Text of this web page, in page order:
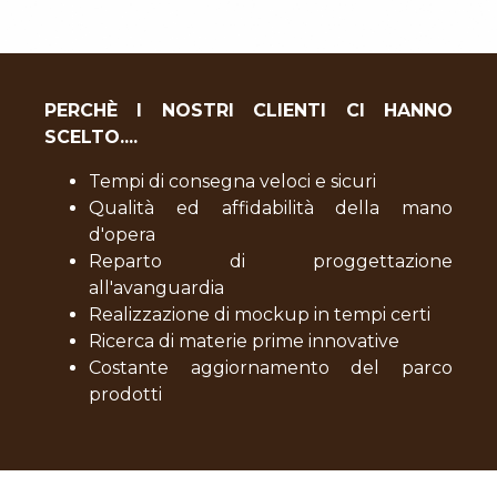
PERCHÈ I NOSTRI CLIENTI CI HANNO
SCELTO....
Tempi di consegna veloci e sicuri
Qualità ed affidabilità della mano
d'opera
Reparto di proggettazione
all'avanguardia
Realizzazione di mockup in tempi certi
Ricerca di materie prime innovative
Costante aggiornamento del parco
prodotti